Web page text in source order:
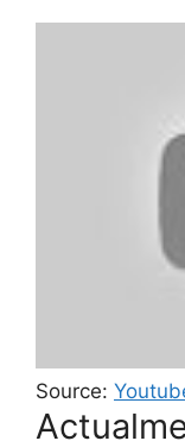
Source: